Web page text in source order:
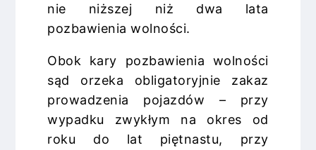
nie niższej niż dwa lata
pozbawienia wolności.
Obok kary pozbawienia wolności
sąd orzeka obligatoryjnie zakaz
prowadzenia pojazdów – przy
wypadku zwykłym na okres od
roku do lat piętnastu, przy